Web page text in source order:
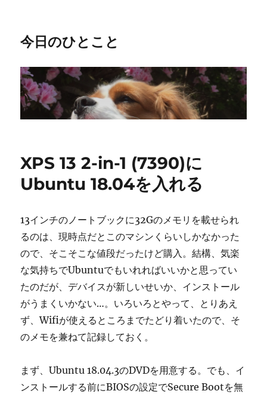
今日のひとこと
XPS 13 2-in-1 (7390)に
Ubuntu 18.04を入れる
13インチのノートブックに32Gのメモリを載せられ
るのは、現時点だとこのマシンくらいしかなかった
ので、そこそこな値段だったけど購入。結構、気楽
な気持ちでUbuntuでもいれればいいかと思ってい
たのだが、デバイスが新しいせいか、インストール
がうまくいかない…。いろいろとやって、とりあえ
ず、Wifiが使えるところまでたどり着いたので、そ
のメモを兼ねて記録しておく。
まず、Ubuntu 18.04.3のDVDを用意する。でも、イ
ンストールする前にBIOSの設定でSecure Bootを無